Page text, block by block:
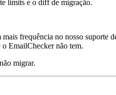
limits e o diff de migração.
frequência no nosso
EmailChecker não tem.
migrar.